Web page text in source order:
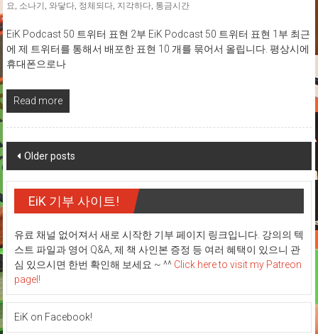
요, 소나기 , 와닿다, 정체되다, 지각하다, 통금시간
EiK Podcast 50 트위터 표현 2부 EiK Podcast 50 트위터 표현 1부 최근
에 제 트위터를 통해서 배포한 표현 10 개를 묶어서 올립니다. 평상시에
휴대폰으로나
Read more
Posts
navigation
Older posts
EiK 기부 사이트!
유료 채널 없어져서 새로 시작한 기부 페이지 링크입니다. 강의의 텍
스트 파일과 영어 Q&A, 제 책 사인본 증정 등 여러 혜택이 있으니 관
심 있으시면 한번 확인해 보세요 ~ ^^ Click here to visit my Patreon
pagel!
EiK on Facebook!